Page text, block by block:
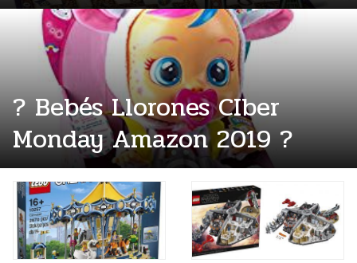
? Bebés Llorones CIber
Monday Amazon 2019 ?